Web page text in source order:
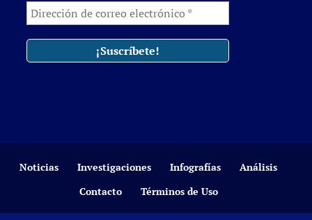
Noticias Investigaciones Infografías
Análisis
Contacto
Términos de Uso